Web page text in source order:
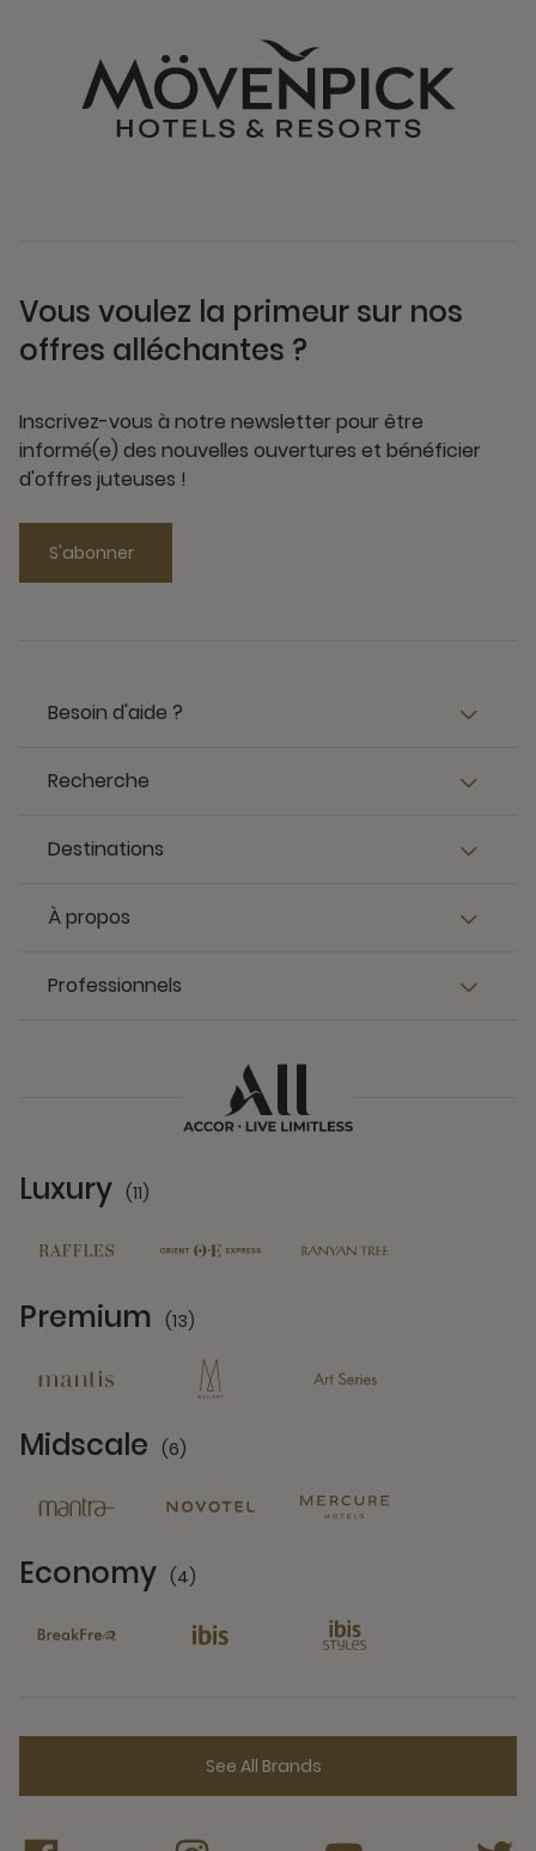
Vous voulez la primeur sur nos
offres alléchantes ?
Inscrivez-vous à notre newsletter pour être
informé(e) des nouvelles ouvertures et bénéficier
d'offres juteuses !
S'abonner
Besoin d'aide ?
Recherche
Destinations
À propos
Professionnels
Luxury (11)
Premium (13)
Midscale (6)
Economy (4)
See All Brands